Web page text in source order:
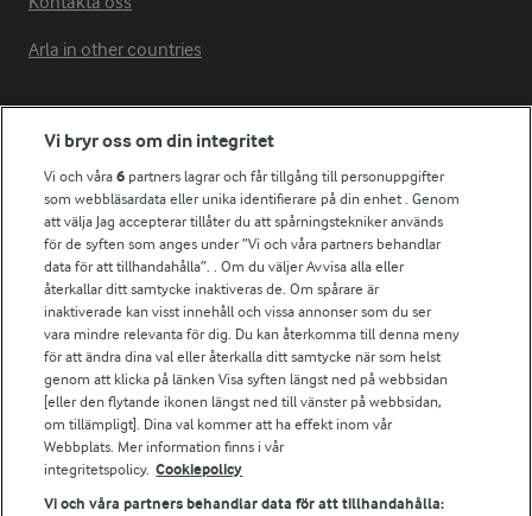
Arla in other countries
Fler Arlasajter
För ägare
Arlas kundportal
Arla.com
Falbygdens Ost
Arla webbshop
Bildbank
Följ oss
Vi bryr oss om din integritet
Vi och våra6 partners lagrar och får tillgång till personuppgifter
som webbläsardata eller unika identifierare på din enhet . Genom
att välja Jag accepterar tillåter du att spårningstekniker används
för de syften som anges under ”Vi och våra partners behandlar
data för att tillhandahålla”. . Om du väljer Avvisa alla eller
återkallar ditt samtycke inaktiveras de. Om spårare är
inaktiverade kan visst innehåll och vissa annonser som du ser
vara mindre relevanta för dig. Du kan återkomma till denna meny
för att ändra dina val eller återkalla ditt samtycke när som helst
genom att klicka på länken Visa syften längst ned på webbsidan
[eller den flytande ikonen längst ned till vänster på webbsidan,
om tillämpligt]. Dina val kommer att ha effekt inom vår
Webbplats. Mer information finns i vår
integritetspolicy. Cookiepolicy
Vi och våra partners behandlar data för att tillhandahålla: